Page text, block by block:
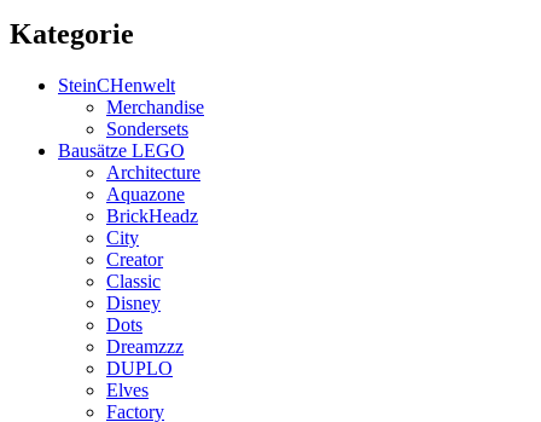
Kategorie
SteinCHenwelt
Merchandise
Sondersets
Bausätze LEGO
Architecture
Aquazone
BrickHeadz
City
Creator
Classic
Disney
Dots
Dreamzzz
DUPLO
Elves
Factory